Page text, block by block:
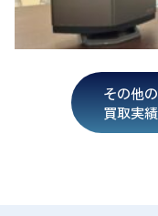
その他の
買取実